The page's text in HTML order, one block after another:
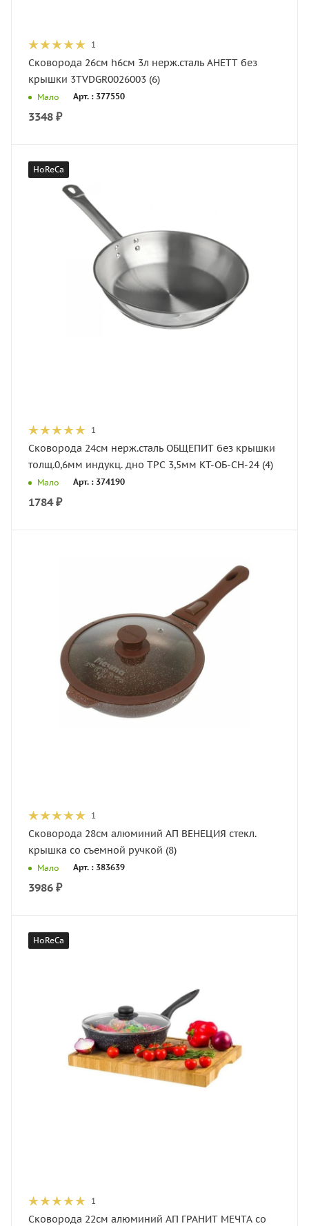
1
Сковорода 26см h6см 3л нерж.сталь АНЕТТ без
крышки 3TVDGR0026003 (6)
Мало Арт. : 377550
3348 ₽
HoReCa
1
Сковорода 24см нерж.сталь ОБЩЕПИТ без крышки
толщ.0,6мм индукц. дно ТРС 3,5мм КТ-ОБ-СН-24 (4)
Мало Арт. : 374190
1784₽
1
Сковорода 28см алюминий АП ВЕНЕЦИЯ стекл.
крышка со съемной ручкой (8)
Мало Арт. : 383639
3986 ₽
HoReCa
1
Сковорода 22см алюминий АП ГРАНИТ МЕЧТА со